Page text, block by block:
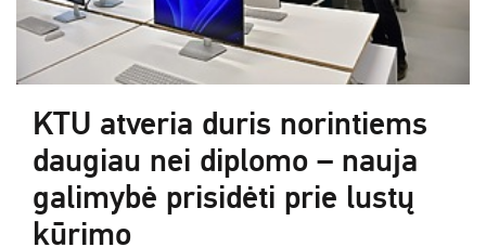
KTU atveria duris norintiems
daugiau nei diplomo – nauja
galimybė prisidėti prie lustų
kūrimo